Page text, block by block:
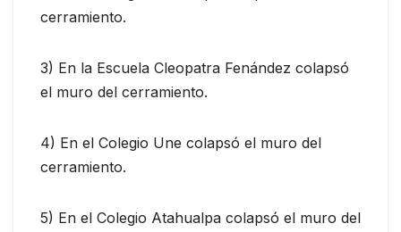
cerramiento.
3) En la Escuela Cleopatra Fenández colapsó
el muro del cerramiento.
4) En el Colegio Une colapsó el muro del
cerramiento.
5) En el Colegio Atahualpa colapsó el muro del